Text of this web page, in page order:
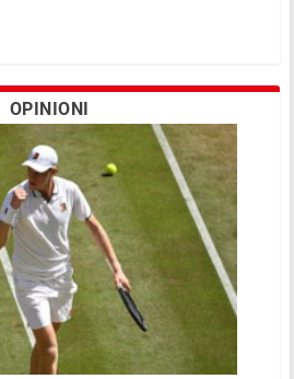
OPINIONI